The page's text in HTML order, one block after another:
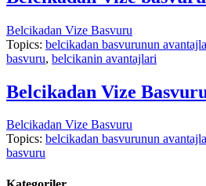
Belcikadan Vize Basvuru
Topics: belcikadan basvurunun
basvuru, belcikanin avantajlari
Belcikadan Vize
Belcikadan Vize Basvuru
Topics: belcikadan basvurunun
basvuru